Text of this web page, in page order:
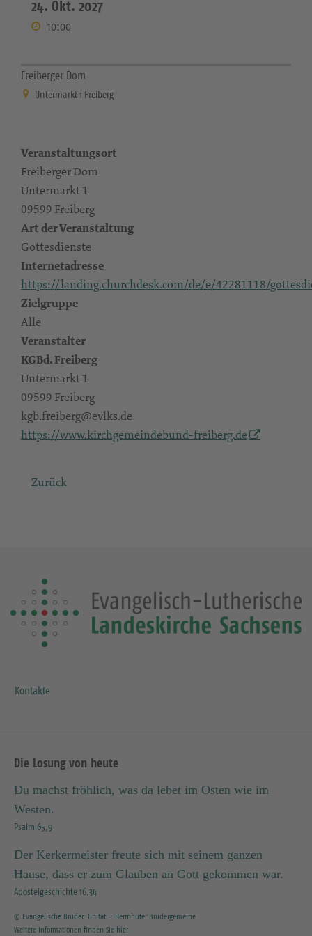
24. Okt. 2027
10:00
Freiberger Dom
Untermarkt 1 Freiberg
Veranstaltungsort
Freiberger Dom
Untermarkt 1
09599 Freiberg
Art der Veranstaltung
Gottesdienste
Internetadresse
https://landing.churchdesk.com/de/e/42281118/
Zielgruppe
Alle
Veranstalter
KGBd. Freiberg
Untermarkt 1
09599 Freiberg
kgb.freiberg@evlks.de
https://www.kirchgemeindebund-freiberg.de
Zurück
Kontakte
Die Losung von heute
Du machst fröhlich, was da lebet im Osten wie im
Westen.
Psalm 65,9
Der Kerkermeister freute sich mit seinem ganzen
Hause, dass er zum Glauben an Gott gekommen war.
Apostelgeschichte 16,34
© Evangelische Brüder-Unität – Herrnhuter Brüdergemeine
Weitere Informationen finden Sie hier